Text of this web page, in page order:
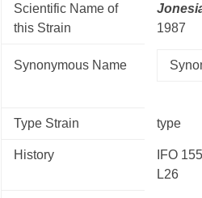
Scientific Name of
this Strain
1987
Synonymous Name
Type Strain type
History
IFO
L26